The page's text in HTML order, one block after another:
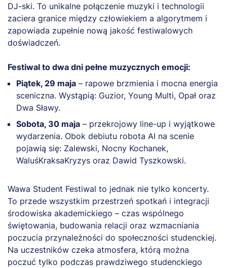
DJ-ski. To unikalne połączenie muzyki i technologii
zaciera granice między człowiekiem a algorytmem i
zapowiada zupełnie nową jakość festiwalowych
doświadczeń.
Festiwal to dwa dni pełne muzycznych emocji:
Piątek, 29 maja – rapowe brzmienia i mocna energia
sceniczna. Wystąpią: Guzior, Young Multi, Opał oraz
Dwa Sławy.
Sobota, 30 maja – przekrojowy line-up i wyjątkowe
wydarzenia. Obok debiutu robota AI na scenie
pojawią się: Zalewski, Nocny Kochanek,
WaluśKraksaKryzys oraz Dawid Tyszkowski.
Wawa Student Festiwal to jednak nie tylko koncerty.
To przede wszystkim przestrzeń spotkań i integracji
środowiska akademickiego – czas wspólnego
świętowania, budowania relacji oraz wzmacniania
poczucia przynależności do społeczności studenckiej.
Na uczestników czeka atmosfera, którą można
poczuć tylko podczas prawdziwego studenckiego